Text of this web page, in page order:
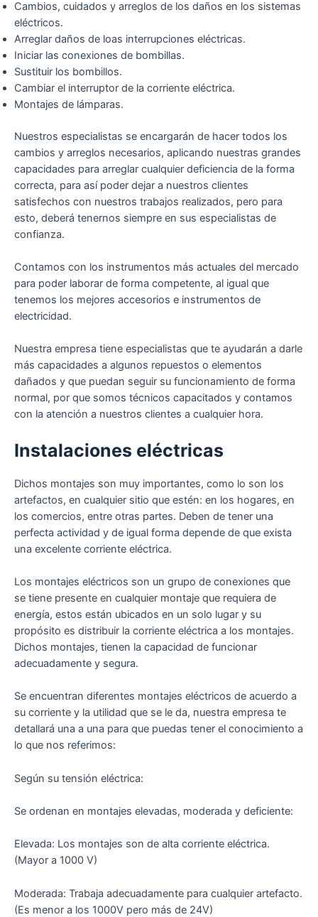
Cambios, cuidados y arreglos de los daños en los sistemas
eléctricos.
Arreglar daños de loas interrupciones eléctricas.
Iniciar las conexiones de bombillas.
Sustituir los bombillos.
Cambiar el interruptor de la corriente eléctrica.
Montajes de lámparas.
Nuestros especialistas se encargarán de hacer todos los
cambios y arreglos necesarios, aplicando nuestras grandes
capacidades para arreglar cualquier deficiencia de la forma
correcta, para así poder dejar a nuestros clientes
satisfechos con nuestros trabajos realizados, pero para
esto, deberá tenernos siempre en sus especialistas de
confianza.
Contamos con los instrumentos más actuales del mercado
para poder laborar de forma competente, al igual que
tenemos los mejores accesorios e instrumentos de
electricidad.
Nuestra empresa tiene especialistas que te ayudarán a darle
más capacidades a algunos repuestos o elementos
dañados y que puedan seguir su funcionamiento de forma
normal, por que somos técnicos capacitados y contamos
con la atención a nuestros clientes a cualquier hora.
Instalaciones eléctricas
Dichos montajes son muy importantes, como lo son los
artefactos, en cualquier sitio que estén: en los hogares, en
los comercios, entre otras partes. Deben de tener una
perfecta actividad y de igual forma depende de que exista
una excelente corriente eléctrica.
Los montajes eléctricos son un grupo de conexiones que
se tiene presente en cualquier montaje que requiera de
energía, estos están ubicados en un solo lugar y su
propósito es distribuir la corriente eléctrica a los montajes.
Dichos montajes, tienen la capacidad de funcionar
adecuadamente y segura.
Se encuentran diferentes montajes eléctricos de acuerdo a
su corriente y la utilidad que se le da, nuestra empresa te
detallará una a una para que puedas tener el conocimiento a
lo que nos referimos:
Según su tensión eléctrica:
Se ordenan en montajes elevadas, moderada y deficiente:
Elevada: Los montajes son de alta corriente eléctrica.
(Mayor a 1000 V)
Moderada: Trabaja adecuadamente para cualquier artefacto.
(Es menor a los 1000V pero más de 24V)